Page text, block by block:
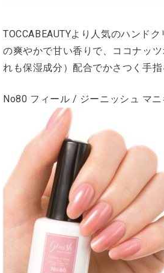
TOCCABEAUTYより人気のハンド
の爽やかで甘い香りで、ココナッ
れも保湿成分）配合でかさつく手
No80 フィール / ジーニッシュ マニ